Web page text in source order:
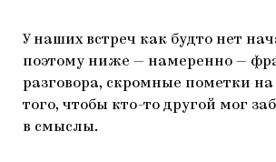
У наших встреч как будто нет
поэтому ниже — намеренно —
разговора, скромные пометки
того, чтобы кто-то другой мог
в смыслы.